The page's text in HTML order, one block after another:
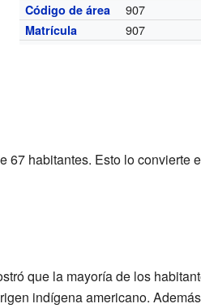
Código de área 907
Matrícula 907
habitantes. Esto lo convierte
que la mayoría de los
indígena americano.